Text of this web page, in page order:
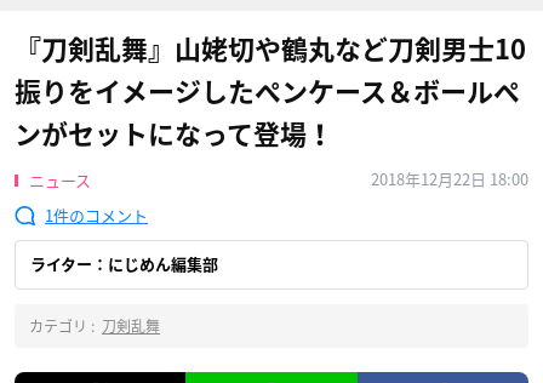
『刀剣乱舞』山姥切や鶴丸など刀剣男士10
振りをイメージしたペンケース＆ボールペ
ンがセットになって登場！
ニュース
2018年12月22日 18:00
1
ライター：にじめん編集部
カテゴリ : 刀剣乱舞